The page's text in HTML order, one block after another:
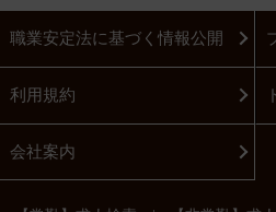
職業安定法に基づく情報公開
利用規約
会社案内